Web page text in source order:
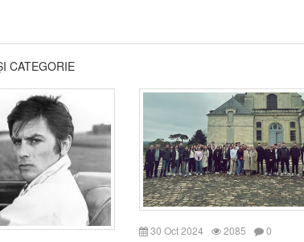
CATEGORIE
30 Oct 2024 2085 0